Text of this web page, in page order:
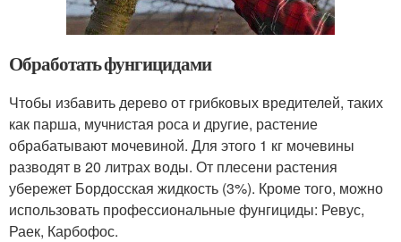
Обработать фунгицидами
Чтобы избавить дерево от грибковых вредителей, таких
как парша, мучнистая роса и другие, растение
обрабатывают мочевиной. Для этого 1 кг мочевины
разводят в 20 литрах воды. От плесени растения
убережет Бордосская жидкость (3%). Кроме того, можно
использовать профессиональные фунгициды: Ревус,
Раек, Карбофос.